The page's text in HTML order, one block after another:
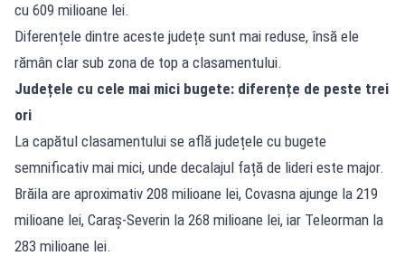
cu 609 milioane lei.
Diferențele dintre aceste județe sunt mai reduse, însă ele
rămân clar sub zona de top a clasamentului.
Județele cu cele mai mici bugete: diferențe de peste trei
ori
La capătul clasamentului se află județele cu bugete
semnificativ mai mici, unde decalajul față de lideri este major.
Brăila are aproximativ 208 milioane lei, Covasna ajunge la 219
milioane lei, Caraș-Severin la 268 milioane lei, iar Teleorman la
283 milioane lei.